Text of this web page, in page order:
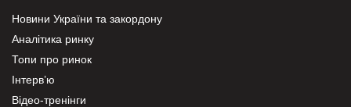
Новини України та закордону
Аналітика ринку
Топи про ринок
Інтерв’ю
Відео-тренінги